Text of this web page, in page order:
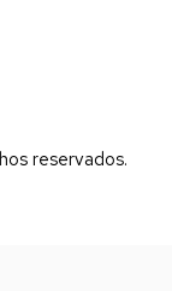
reservados.